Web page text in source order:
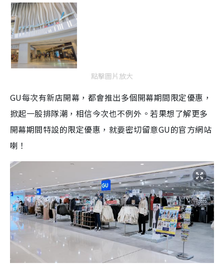
點擊圖片放大
GU每次有新店開幕，都會推出多個開幕期間限定優惠，
掀起一股排隊潮，相信今次也不例外。若果想了解更多
開幕期間特設的限定優惠，就要密切留意GU的官方網站
喇！